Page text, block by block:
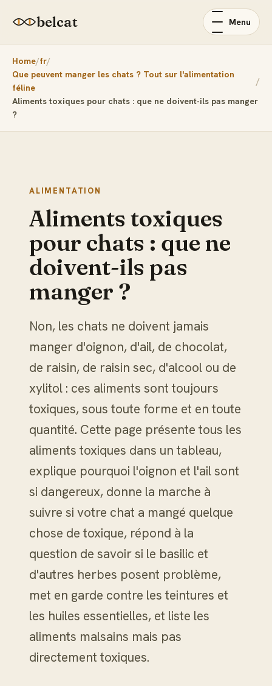
belcat Menu
Home fr
Que peuvent manger les chats ? Tout sur l'alimentation
féline
Aliments toxiques pour chats : que ne doivent-ils pas manger
?
ALIMENTATION
Aliments toxiques
pour chats : que ne
doivent-ils pas
manger ?
Non, les chats ne doivent jamais
manger d'oignon, d'ail, de chocolat,
de raisin, de raisin sec, d'alcool ou de
xylitol : ces aliments sont toujours
toxiques, sous toute forme et en toute
quantité. Cette page présente tous les
aliments toxiques dans un tableau,
explique pourquoi l'oignon et l'ail sont
si dangereux, donne la marche à
suivre si votre chat a mangé quelque
chose de toxique, répond à la
question de savoir si le basilic et
d'autres herbes posent problème,
met en garde contre les teintures et
les huiles essentielles, et liste les
aliments malsains mais pas
directement toxiques.